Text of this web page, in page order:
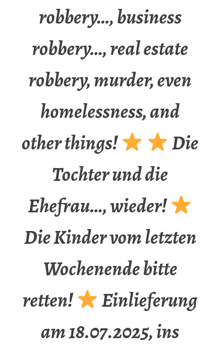
robbery…, business
robbery…, real estate
robbery, murder, even
homelessness, and
other things!
Die
Tochter und die
Ehefrau…, wieder!
Die Kinder vom letzten
Wochenende bitte
retten!
Einlieferung
am 18.07.2025, ins